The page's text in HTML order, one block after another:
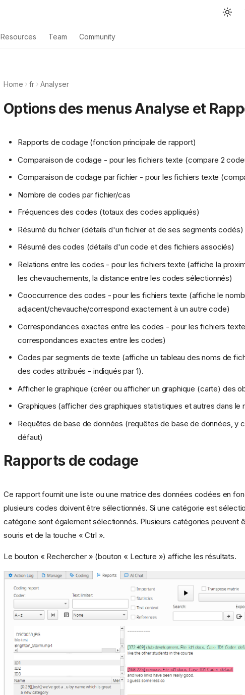
日本
Resources Team Community
Home fr Analyser
Options des menus Analyse et
Rapports de codage (fonction principale de rapport)
Comparaison de codage - pour les fichiers texte (compare 2
Comparaison de codage par fichier - pour les fichiers texte
Nombre de codes par fichier/cas
Fréquences des codes (totaux des codes appliqués)
Résumé du fichier (détails d'un fichier et de ses segments codés)
Résumé des codes (détails d'un code et des fichiers associés)
Relations entre les codes - pour les fichiers texte (affiche la
les chevauchements, la distance entre les codes sélectionnés)
Cooccurrence des codes - pour les fichiers texte (affiche le
adjacent/chevauche/correspond exactement à un autre code)
Correspondances exactes entre les codes - pour les fichiers
correspondances exactes entre les codes)
Codes par segments de texte (affiche un tableau des noms de
des codes attribués - indiqués par 1).
Afficher le graphique (créer ou afficher un graphique (carte) des
Graphiques (afficher des graphiques statistiques et autres dans le
Requêtes de base de données (requêtes de base de données, y
défaut)
Rapports de codage
Ce rapport fournit une liste ou une matrice des données codées en
plusieurs codes doivent être sélectionnés. Si une catégorie est
catégorie sont également sélectionnés. Plusieurs catégories peuvent
souris et de la touche « Ctrl ».
Le bouton « Rechercher » (bouton « Lecture ») affiche les résultats.